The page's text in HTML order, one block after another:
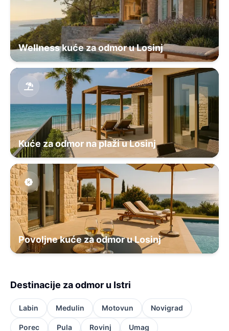
Wellness kuće za odmor u Losinj
Kuće za odmor na plaži u Losinj
Povoljne kuće za odmor u Losinj
Destinacije za odmor u Istri
Labin Medulin Motovun Novigrad
Porec Pula Rovinj Umag